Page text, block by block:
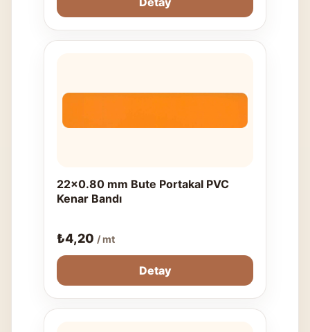
22x0.80 mm Bute Portakal PVC
Kenar Bandı
₺4,20 / mt
Detay